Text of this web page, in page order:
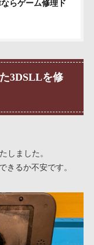
らゲーム修理ド
3DSLLを修
しました。
きるか不安です。